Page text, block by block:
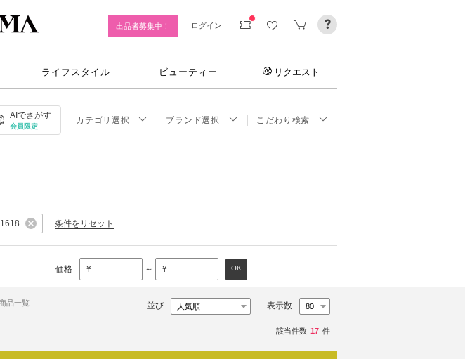
出品者募集中！ ログイン
ライフスタイル ビューティー リクエスト
AIでさがす
会員限定
カテゴリ選択 ブランド選択 こだわり検索
条件をリセット
価格 ¥ ～ ¥ OK
品一覧 並び 表示数
該当件数 17 件